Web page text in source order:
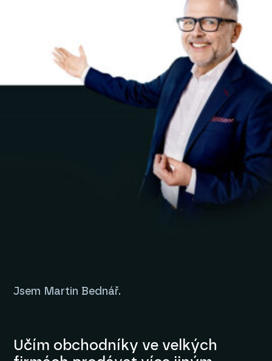
Jsem Martin Bednář.
Učím obchodníky ve velkých